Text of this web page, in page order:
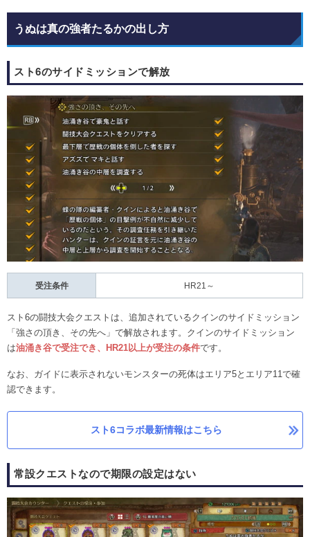
うぬは真の強者たるかの出し方
スト6のサイドミッションで解放
受注条件 HR21～
スト6の闘技大会クエストは、追加されているクインのサイドミッション
「強さの頂き、その先へ」で解放されます。クインのサイドミッション
は油涌き谷で受注でき、HR21以上が受注の条件です。
なお、ガイドに表示されないモンスターの死体はエリア5とエリア11で確
認できます。
スト6コラボ最新情報はこちら
常設クエストなので期限の設定はない